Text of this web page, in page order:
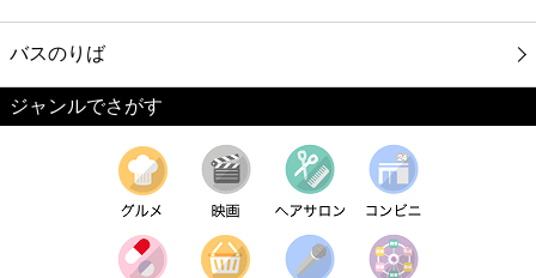
バスのりば
ジャンルでさがす